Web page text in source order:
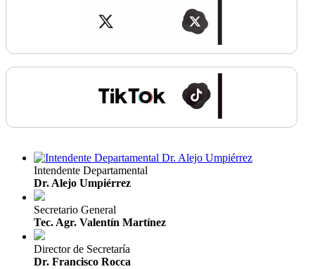
Intendente Departamental
Dr. Alejo Umpiérrez
Secretario General
Tec. Agr. Valentín Martínez
Director de Secretaría
Dr. Francisco Rocca